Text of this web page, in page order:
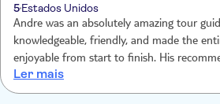
5Estados Unidos
Andre was an absolutely amazing tour
knowledgeable, friendly, and made the
enjoyable from start to finish. His
down the best - from restaurants to local
found on our own.
Ler mais